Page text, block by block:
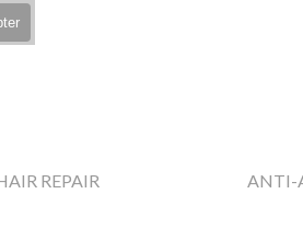
▼
REPAIR ▼
ANTI-